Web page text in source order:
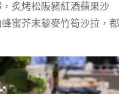
炙烤松阪豬紅酒蘋果沙
蜜芥末藜麥竹筍沙拉，都